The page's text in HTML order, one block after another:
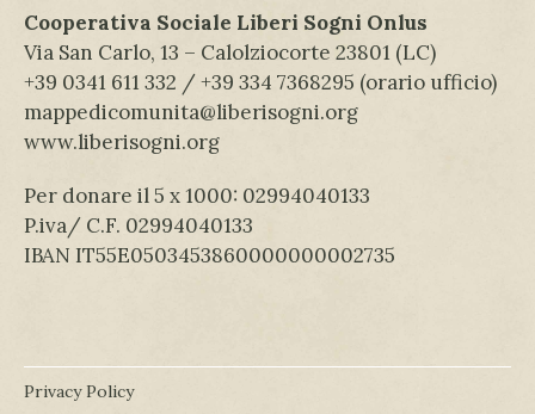
Cooperativa Sociale Liberi Sogni Onlus
Via San Carlo, 13 – Calolziocorte 23801 (LC)
+39 0341 611 332 / +39 334 7368295 (orario ufficio)
mappedicomunita@liberisogni.org
www.liberisogni.org
Per donare il 5 x 1000: 02994040133
P.iva/ C.F. 02994040133
IBAN IT55E0503453860000000002735
Privacy Policy